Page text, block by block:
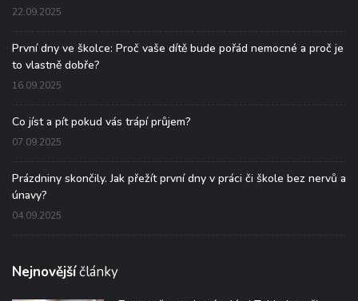
22.09.2025
První dny ve školce: Proč vaše dítě bude pořád nemocné a proč je
to vlastně dobře?
16.09.2025
Co jíst a pít pokud vás trápí průjem?
07.09.2025
Prázdniny skončily. Jak přežít první dny v práci či škole bez nervů a
únavy?
04.09.2025
Nejnovějšíčlánky